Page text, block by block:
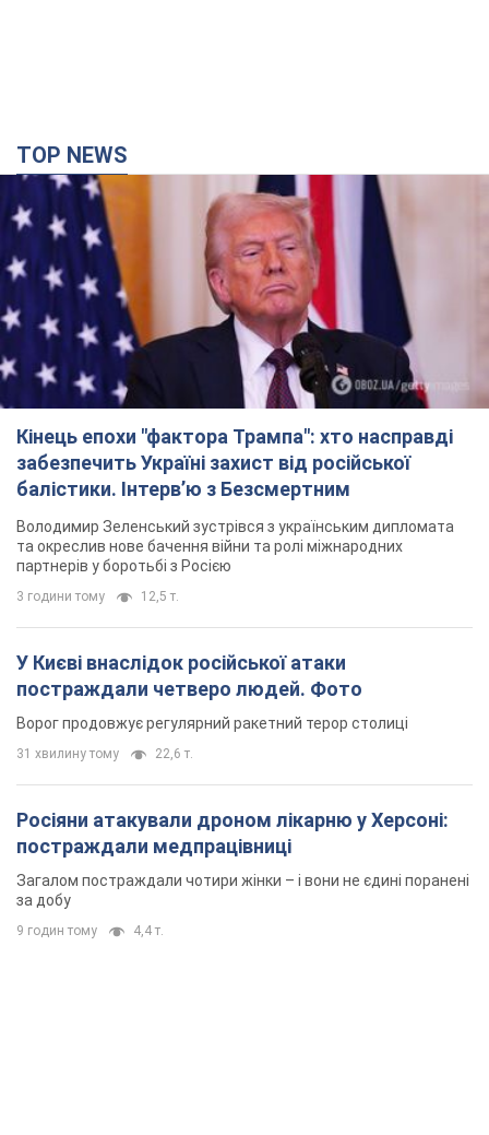
TOP NEWS
Кінець епохи "фактора Трампа": хто насправді
забезпечить Україні захист від російської
балістики. Інтерв’ю з Безсмертним
Володимир Зеленський зустрівся з українським дипломата
та окреслив нове бачення війни та ролі міжнародних
партнерів у боротьбі з Росією
3 години тому 12,5 т.
У Києві внаслідок російської атаки
постраждали четверо людей. Фото
Ворог продовжує регулярний ракетний терор столиці
31 хвилину тому 22,6 т.
Росіяни атакували дроном лікарню у Херсоні:
постраждали медпрацівниці
Загалом постраждали чотири жінки – і вони не єдині поранені
за добу
9 годин тому 4,4 т.